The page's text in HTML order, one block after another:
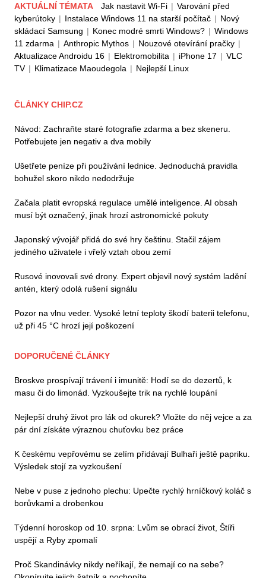
AKTUÁLNÍ TÉMATA Jak nastavit Wi-Fi | Varování před
kyberútoky | Instalace Windows 11 na starší počítač | Nový
skládací Samsung | Konec modré smrti Windows? | Windows
11 zdarma | Anthropic Mythos | Nouzové otevírání pračky |
Aktualizace Androidu 16 | Elektromobilita | iPhone 17 | VLC
TV | Klimatizace Maoudegola | Nejlepší Linux
ČLÁNKY CHIP.CZ
Návod: Zachraňte staré fotografie zdarma a bez skeneru.
Potřebujete jen negativ a dva mobily
Ušetřete peníze při používání lednice. Jednoduchá pravidla
bohužel skoro nikdo nedodržuje
Začala platit evropská regulace umělé inteligence. AI obsah
musí být označený, jinak hrozí astronomické pokuty
Japonský vývojář přidá do své hry češtinu. Stačil zájem
jediného uživatele i vřelý vztah obou zemí
Rusové inovovali své drony. Expert objevil nový systém ladění
antén, který odolá rušení signálu
Pozor na vlnu veder. Vysoké letní teploty škodí baterii telefonu,
už při 45 °C hrozí její poškození
DOPORUČENÉ ČLÁNKY
Broskve prospívají trávení i imunitě: Hodí se do dezertů, k
masu či do limonád. Vyzkoušejte trik na rychlé loupání
Nejlepší druhý život pro lák od okurek? Vložte do něj vejce a za
pár dní získáte výraznou chuťovku bez práce
K českému vepřovému se zelím přidávají Bulhaři ještě papriku.
Výsledek stojí za vyzkoušení
Nebe v puse z jednoho plechu: Upečte rychlý hrníčkový koláč s
borůvkami a drobenkou
Týdenní horoskop od 10. srpna: Lvům se obrací život, Štíři
uspějí a Ryby zpomalí
Proč Skandinávky nikdy neříkají, že nemají co na sebe?